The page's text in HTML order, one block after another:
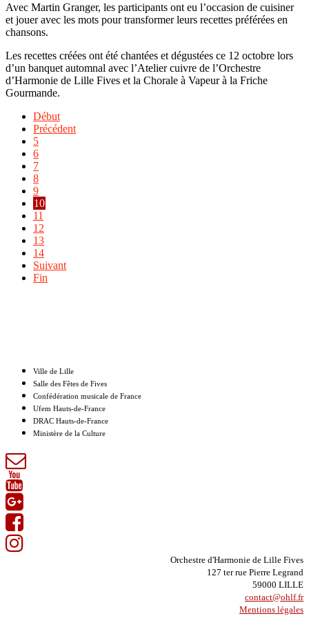
Avec Martin Granger, les participants ont eu l’occasion de cuisiner
et jouer avec les mots pour transformer leurs recettes préférées en
chansons.
Les recettes créées ont été chantées et dégustées ce 12 octobre lors
d’un banquet automnal avec l’Atelier cuivre de l’Orchestre
d’Harmonie de Lille Fives et la Chorale à Vapeur à la Friche
Gourmande.
Début
Précédent
5
6
7
8
9
10
11
12
13
14
Suivant
Fin
Ville de Lille
Salle des Fêtes de Fives
Confédération musicale de France
Ufem Hauts-de-France
DRAC Hauts-de-France
Ministère de la Culture
Orchestre d'Harmonie de Lille Fives
127 ter rue Pierre Legrand
59000 LILLE
contact@ohlf.fr
Mentions légales